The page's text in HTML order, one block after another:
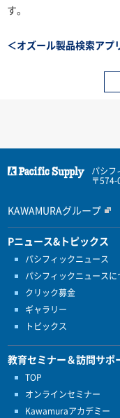
す。
＜オズール製品検索アプ
パシフ
〒
KAWAMURAグループ
Pニュース&トピックス
パシフィックニュース
パシフィックニュースに
クリック募金
ギャラリー
トピックス
教育セミナー＆訪問サポ
TOP
オンラインセミナー
Kawamuraアカデミー